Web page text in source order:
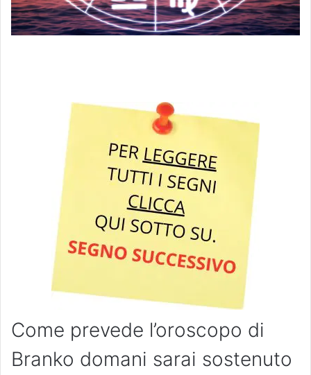
Come prevede l’oroscopo di
Branko domani sarai sostenuto